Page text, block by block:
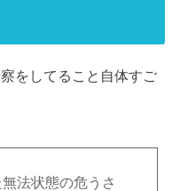
をしてること自体すご
法状態の危うさ